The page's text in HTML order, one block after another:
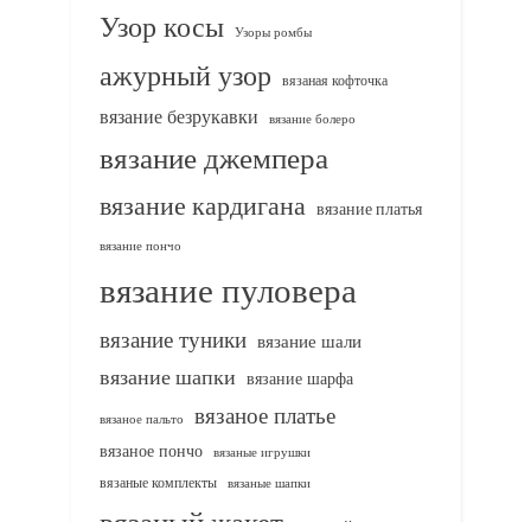
Узор косы Узоры ромбы
ажурный узор вязаная кофточка
вязание безрукавки вязание болеро
вязание джемпера
вязание кардигана вязание платья
вязание пончо
вязание пуловера
вязание туники вязание шали
вязание шапки вязание шарфа
вязаное пальто вязаное платье
вязаное пончо вязаные игрушки
вязаные комплекты
вязаные шапки